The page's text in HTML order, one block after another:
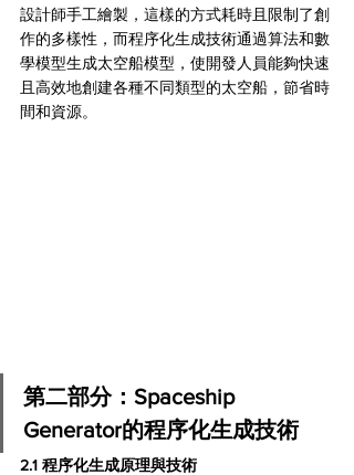
設計師手工繪製，這樣的方式耗時且限制了創
作的多樣性，而程序化生成技術通過算法和數
學模型生成太空船模型，使開發人員能夠快速
且高效地創建各種不同類型的太空船，節省時
間和資源。
第二部分：Spaceship
Generator的程序化生成技術
2.1 程序化生成原理與技術